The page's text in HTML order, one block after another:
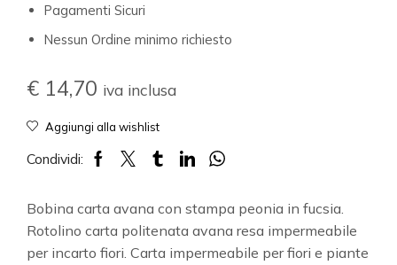
Pagamenti Sicuri
Nessun Ordine minimo richiesto
€ 14,70 iva inclusa
Aggiungi alla wishlist
Condividi:
Bobina carta avana con stampa peonia in fucsia.
Rotolino carta politenata avana resa impermeabile
per incarto fiori. Carta impermeabile per fiori e piante